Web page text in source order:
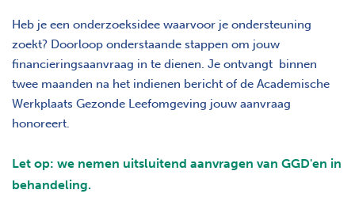
Heb je een onderzoeksidee waarvoor je ondersteuning
zoekt? Doorloop onderstaande stappen om jouw
financieringsaanvraag in te dienen. Je ontvangt binnen
twee maanden na het indienen bericht of de Academische
Werkplaats Gezonde Leefomgeving jouw aanvraag
honoreert.
Let op: we nemen uitsluitend aanvragen van GGD'en in
behandeling.